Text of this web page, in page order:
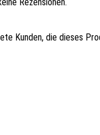
Kunden, die dieses